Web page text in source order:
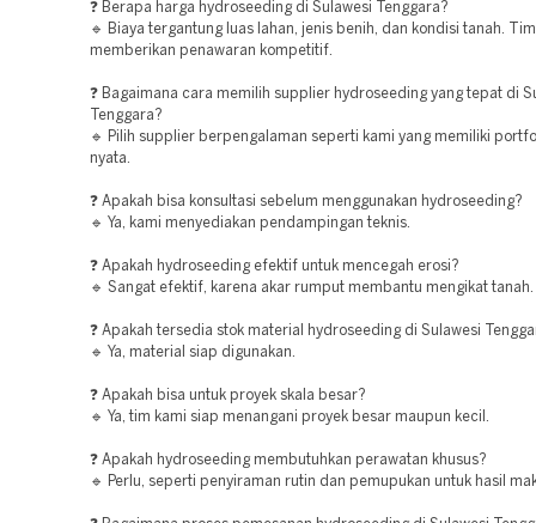
❓ Berapa harga hydroseeding di Sulawesi Tenggara?
🔹 Biaya tergantung luas lahan, jenis benih, dan kondisi tanah.
memberikan penawaran kompetitif.
❓ Bagaimana cara memilih supplier hydroseeding yang tepat di
Tenggara?
🔹 Pilih supplier berpengalaman seperti kami yang memiliki
nyata.
❓ Apakah bisa konsultasi sebelum menggunakan hydroseeding?
🔹 Ya, kami menyediakan pendampingan teknis.
❓ Apakah hydroseeding efektif untuk mencegah erosi?
🔹 Sangat efektif, karena akar rumput membantu mengikat tanah.
❓ Apakah tersedia stok material hydroseeding di Sulawesi
🔹 Ya, material siap digunakan.
❓ Apakah bisa untuk proyek skala besar?
🔹 Ya, tim kami siap menangani proyek besar maupun kecil.
❓ Apakah hydroseeding membutuhkan perawatan khusus?
🔹 Perlu, seperti penyiraman rutin dan pemupukan untuk hasil